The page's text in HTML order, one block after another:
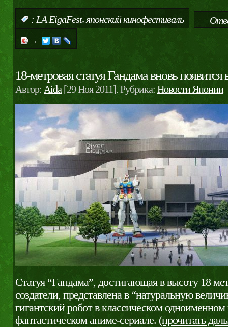
: LA EigaFest,японский кинофестиваль
→
18-метровая статуя Гандама вновь появится
Автор: Aida [29 Ноя 2011]. Рубрика: Новости Японии
Статуя “Гандама”, достигающая в высоту 18
создатели, представлена в “натуральную
гигантский робот в классическом одноименном
фантастическом аниме-сериале. (прочитать